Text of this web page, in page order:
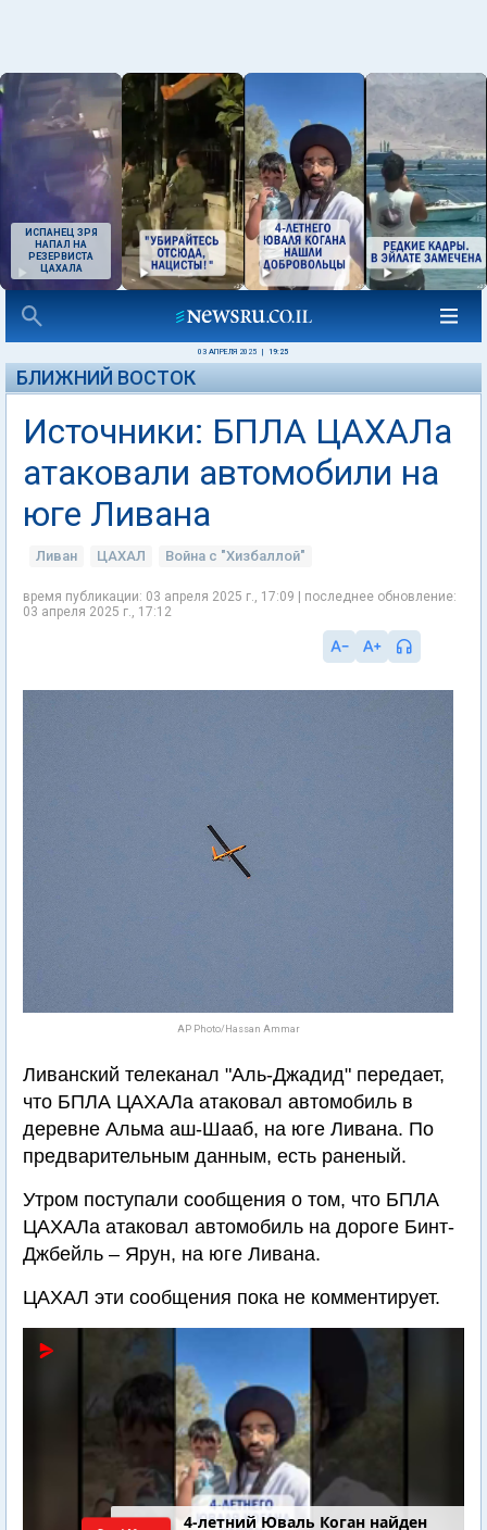
ИСПАНЕЦ ЗРЯ
НАПАЛ НА
РЕЗЕРВИСТА
ЦАХАЛА
03 АПРЕЛЯ 2025 19:25
БЛИЖНИЙ ВОСТОК
Источники: БПЛА ЦАХАЛа
атаковали автомобили на
юге Ливана
Ливан ЦАХАЛ Война с "Хизбаллой"
время публикации: 03 апреля 2025 г., 17:09 | последнее обновление:
03 апреля 2025 г., 17:12
AP Photo/Hassan Ammar
Ливанский телеканал "Аль-Джадид" передает,
что БПЛА ЦАХАЛа атаковал автомобиль в
деревне Альма аш-Шааб, на юге Ливана. По
предварительным данным, есть раненый.
Утром поступали сообщения о том, что БПЛА
ЦАХАЛа атаковал автомобиль на дороге Бинт-
Джбейль – Ярун, на юге Ливана.
ЦАХАЛ эти сообщения пока не комментирует.
4-летний Юваль Коган найден